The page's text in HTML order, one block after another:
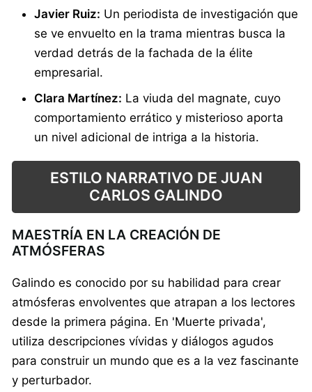
Javier Ruiz: Un periodista de investigación que
se ve envuelto en la trama mientras busca la
verdad detrás de la fachada de la élite
empresarial.
Clara Martínez: La viuda del magnate, cuyo
comportamiento errático y misterioso aporta
un nivel adicional de intriga a la historia.
ESTILO NARRATIVO DE JUAN
CARLOS GALINDO
MAESTRÍA EN LA CREACIÓN DE
ATMÓSFERAS
Galindo es conocido por su habilidad para crear
atmósferas envolventes que atrapan a los lectores
desde la primera página. En 'Muerte privada',
utiliza descripciones vívidas y diálogos agudos
para construir un mundo que es a la vez fascinante
y perturbador.